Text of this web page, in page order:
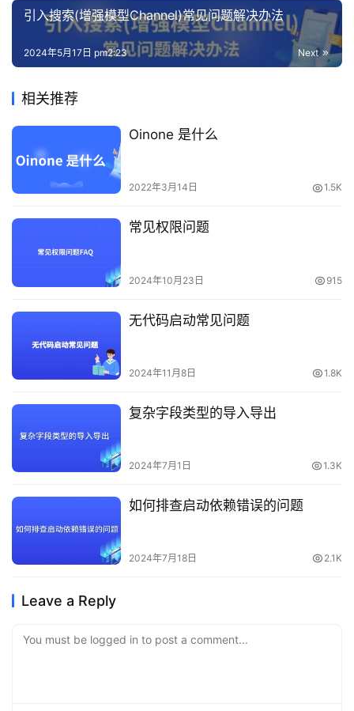
引入搜索(增强模型Channel)常见问题解决办法
Next
2024年5月17日 pm2:23
相关推荐
Oinone 是什么
2022年3月14日 1.5K
常见权限问题
2024年10月23日 915
无代码启动常见问题
2024年11月8日 1.8K
复杂字段类型的导入导出
2024年7月1日 1.3K
如何排查启动依赖错误的问题
2024年7月18日 2.1K
Leave a Reply
You must be logged in to post a comment...